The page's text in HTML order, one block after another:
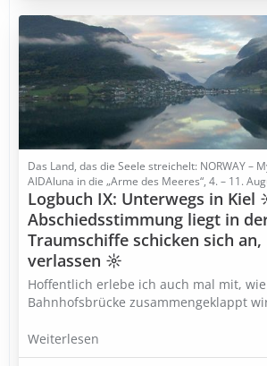
Das Land, das die Seele streichelt: NORWAY –
AIDAluna in die „Arme des Meeres“, 4. – 11.
Logbuch IX: Unterwegs in Kiel
Abschiedsstimmung liegt in
Traumschiffe schicken sich an,
verlassen ☼
Hoffentlich erlebe ich auch mal mit,
Bahnhofsbrücke zusammengeklappt
Weiterlesen